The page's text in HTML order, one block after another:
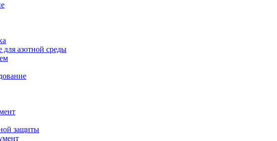
для азотной среды
защиты